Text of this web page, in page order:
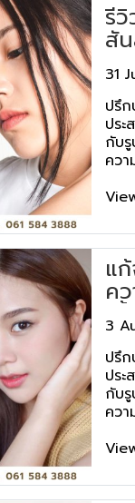
รี
สั
31
ปรึ
ปร
กับรู
คว
สเธ่
แ
ค
เ
-
3
ปรึ
ปร
กับรู
คว
สเธ่